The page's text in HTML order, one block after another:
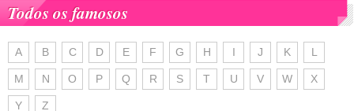
Todos os famosos
A B C D E F G H I J K L
M N O P Q R S T U V W X
Y Z